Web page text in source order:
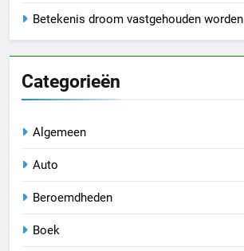
Betekenis droom vastgehouden worden
Categorieën
Algemeen
Auto
Beroemdheden
Boek